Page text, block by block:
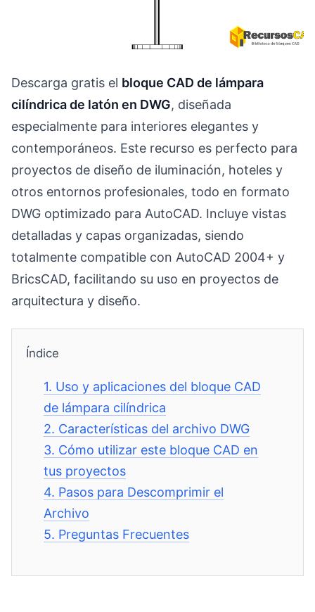
Descarga gratis el bloque CAD de lámpara
cilíndrica de latón en DWG, diseñada
especialmente para interiores elegantes y
contemporáneos. Este recurso es perfecto para
proyectos de diseño de iluminación, hoteles y
otros entornos profesionales, todo en formato
DWG optimizado para AutoCAD. Incluye vistas
detalladas y capas organizadas, siendo
totalmente compatible con AutoCAD 2004+ y
BricsCAD, facilitando su uso en proyectos de
arquitectura y diseño.
Índice
1. Uso y aplicaciones del bloque CAD
de lámpara cilíndrica
2. Características del archivo DWG
3. Cómo utilizar este bloque CAD en
tus proyectos
4. Pasos para Descomprimir el
Archivo
5. Preguntas Frecuentes